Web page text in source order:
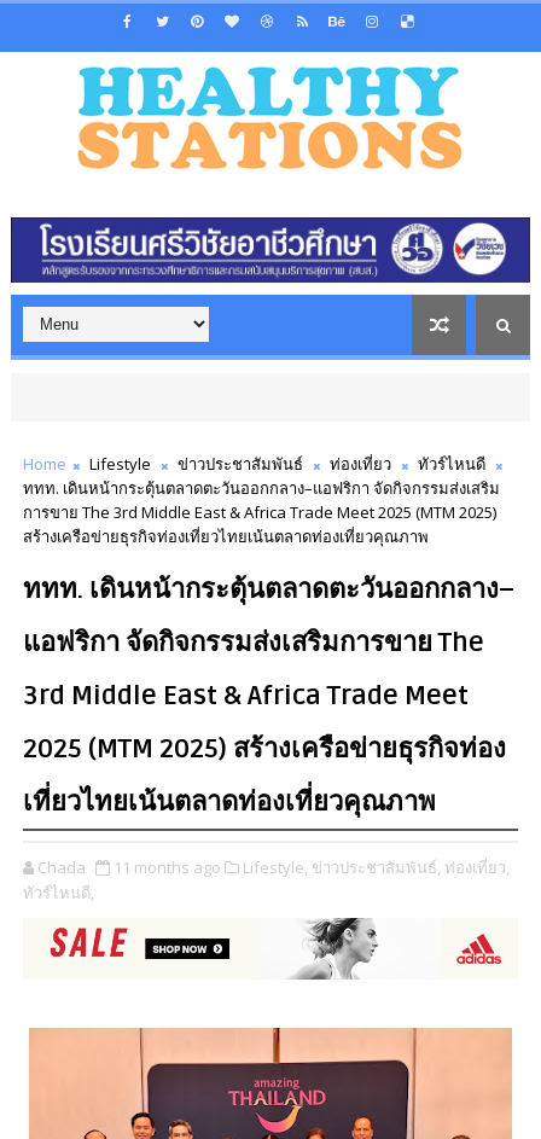
Home Lifestyle ข่าวประชาสัมพันธ์ ท่องเที่ยว
ทัวร์ไหนดี
ททท. เดินหน้ากระตุ้นตลาดตะวันออกกลาง–แอฟริกา จัดกิจกรรมส่งเสริม
การขาย The 3rd Middle East & Africa Trade Meet 2025 (MTM 2025)
สร้างเครือข่ายธุรกิจท่องเที่ยวไทยเน้นตลาดท่องเที่ยวคุณภาพ
ททท. เดินหน้ากระตุ้นตลาดตะวันออกกลาง–
แอฟริกา จัดกิจกรรมส่งเสริมการขาย The
3rd Middle East & Africa Trade Meet
2025 (MTM 2025) สร้างเครือข่ายธุรกิจท่อง
เที่ยวไทยเน้นตลาดท่องเที่ยวคุณภาพ
Chada 11 months ago Lifestyle, ข่าวประชาสัมพันธ์, ท่องเที่ยว,
ทัวร์ไหนดี,